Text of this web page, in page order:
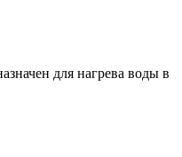
для нагрева воды в